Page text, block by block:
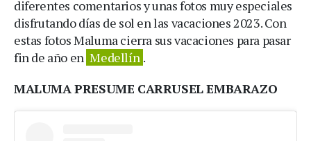
diferentes comentarios y unas fotos muy especiales
disfrutando días de sol en las vacaciones 2023. Con
estas fotos Maluma cierra sus vacaciones para pasar
fin de año en Medellín .
MALUMA PRESUME CARRUSEL EMBARAZO